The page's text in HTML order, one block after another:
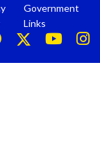
Government
Links